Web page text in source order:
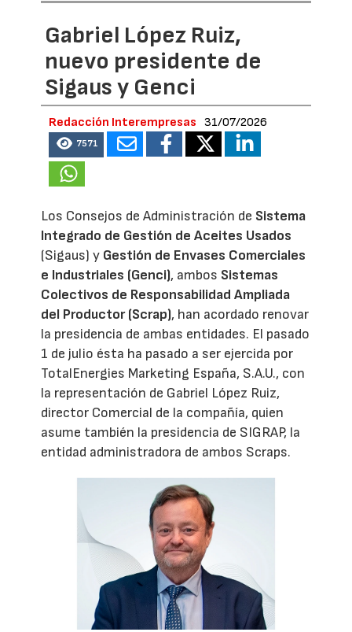
Gabriel López Ruiz,
nuevo presidente de
Sigaus y Genci
Redacción Interempresas 31/07/2026
7571
Los Consejos de Administración de Sistema
Integrado de Gestión de Aceites Usados
(Sigaus) y Gestión de Envases Comerciales
e Industriales (Genci), ambos Sistemas
Colectivos de Responsabilidad Ampliada
del Productor (Scrap), han acordado renovar
la presidencia de ambas entidades. El pasado
1 de julio ésta ha pasado a ser ejercida por
TotalEnergies Marketing España, S.A.U., con
la representación de Gabriel López Ruiz,
director Comercial de la compañía, quien
asume también la presidencia de SIGRAP, la
entidad administradora de ambos Scraps.